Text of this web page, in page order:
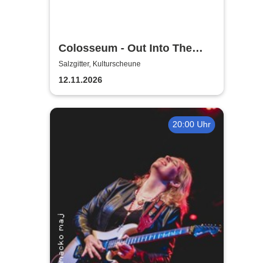
Colosseum - Out Into The
Fields
Salzgitter, Kulturscheune
12.11.2026
20:00 Uhr